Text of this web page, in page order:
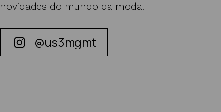
novidades do mundo da moda.
@us3mgmt